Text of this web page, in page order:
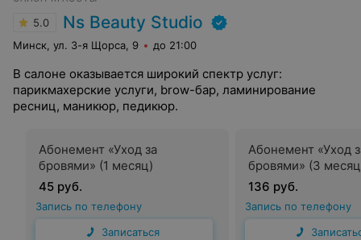
5.0 Ns Beauty Studio
Минск, ул. 3-я Щорса, 9 до 21:00
В салоне оказывается широкий спектр услуг:
парикмахерские услуги, brow-бар, ламинирование
ресниц, маникюр, педикюр.
Абонемент «Уход за
бровями» (1 месяц)
45 руб.
Запись по телефону
Записаться
Абонемент «Уход
бровями» (3
136 руб.
Запись по телефону